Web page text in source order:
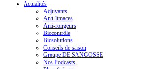
Actualités
Adjuvants
Anti-limaces
Anti-rongeurs
Biocontrôle
Biosolutions
Conseils de saison
Groupe DE SANGOSSE
Nos Podcasts